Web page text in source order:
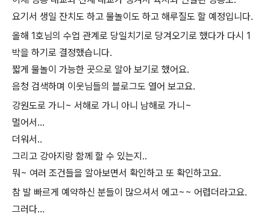
요기서 생일 잔치도 하고 물놀이도 하고 해루질도 할 예정입니다.
​올해 1호님의 수업 관계로 당일치기로 당겨오기로 했다가 다시 1
박을 하기로 결정했습니다.
짧게 물놀이 가능한 곳으로 알아 보기로 했어요.
음청 검색하며 이웃님들의 블로그도 열어 보고요.
​강원도로 가니~ 서해로 가니 아니 남해로 가니~
멀어서...
더워서..
그리고 강아지랑 함께 할 수 있는지..
뭐~ 여러 조건들을 알아보면서 확인하고 또 확인하고요.
​참 발 빠르게 예약하신 분들이 많으셔서 에고~~ 어렵더라고요.
그러다...